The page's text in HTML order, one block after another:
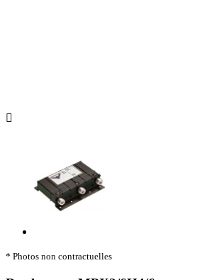

* Photos non contractuelles